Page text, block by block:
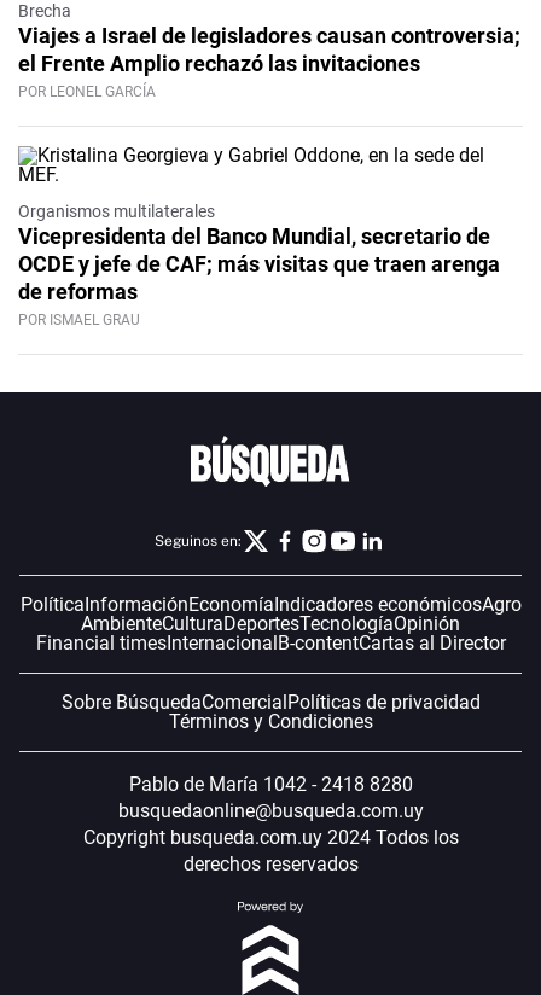
Brecha
Viajes a Israel de legisladores causan controversia;
el Frente Amplio rechazó las invitaciones
POR LEONEL GARCÍA
Organismos multilaterales
Vicepresidenta del Banco Mundial, secretario de
OCDE y jefe de CAF; más visitas que traen arenga
de reformas
POR ISMAEL GRAU
Seguinos en:
PolíticaInformaciónEconomíaIndicadores económicosAgro
AmbienteCulturaDeportesTecnologíaOpinión
Financial timesInternacionalB-contentCartas al Director
Sobre BúsquedaComercialPolíticas de privacidad
Términos y Condiciones
Pablo de María 1042 - 2418 8280
busquedaonline@busqueda.com.uy
Copyright busqueda.com.uy 2024 Todos los
derechos reservados